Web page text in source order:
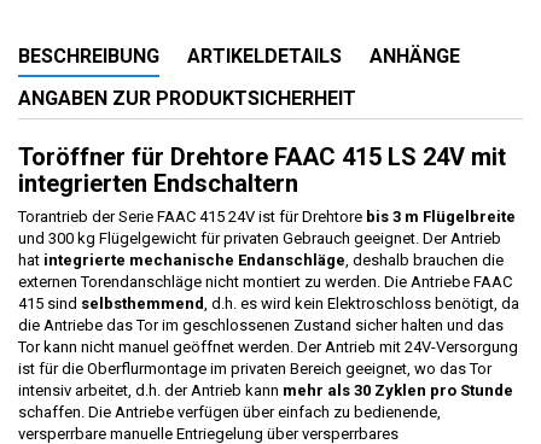
BESCHREIBUNG ARTIKELDETAILS
ANHÄNGE
ANGABEN ZUR PRODUKTSICHERHEIT
Toröffner für Drehtore FAAC 415 LS 24V mit
integrierten Endschaltern
Torantrieb der Serie FAAC 415 24V ist für Drehtore bis 3 m Flügelbreite
und 300 kg Flügelgewicht für privaten Gebrauch geeignet. Der Antrieb
hat integrierte mechanische Endanschläge , deshalb brauchen die
externen Torendanschläge nicht montiert zu werden. Die Antriebe FAAC
415 sind selbsthemmend , d.h. es wird kein Elektroschloss benötigt, da
die Antriebe das Tor im geschlossenen Zustand sicher halten und das
Tor kann nicht manuel geöffnet werden. Der Antrieb mit 24V-Versorgung
ist für die Oberflurmontage im privaten Bereich geeignet, wo das Tor
intensiv arbeitet, d.h. der Antrieb kann mehr als 30 Zyklen pro Stunde
schaffen. Die Antriebe verfügen über einfach zu bedienende,
versperrbare manuelle Entriegelung über versperrbares